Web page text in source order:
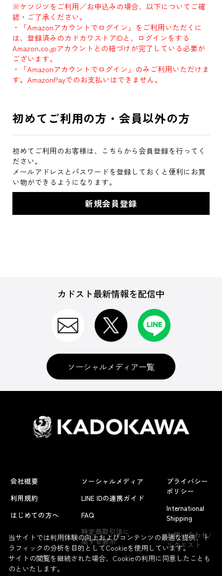
※ケツジツをご利用／お申込みの場合、以下についてご確
認・ご了承ください。
・「Amazonアカウントでログイン」をご利用いただくに
は、登録済みのカドカワストアIDと、ログインをする
Amazon.co.jpアカウントとの紐づけが完了している必要が
ございます。
・「Amazonアカウントでログイン」のみご利用いただけま
す。AmazonPayでのお支払いはできません。
初めてご利用の方・会員以外の方
初めてご利用のお客様は、こちらから会員登録を行ってく
ださい。
メールアドレスとパスワードを登録しておくと便利にお買
い物ができるようになります。
カドスト最新情報を配信中
ソーシャルメディア一覧
会社概要
利用規約
はじめての方へ
ソーシャルメディア
LINE IDの連携ガイド
FAQ
特定商取引法に
関する表示
プライバシー
ポリシー
International
Shipping
お問い合わせ/
リクエスト
当サイトでは利用体験の向上およびコンテンツの最適な提供、ト
ラフィックの分析を目的としてCookieを使用しています。
サイトの閲覧を継続された場合、Cookieの利用に同意したことも
のといたします。